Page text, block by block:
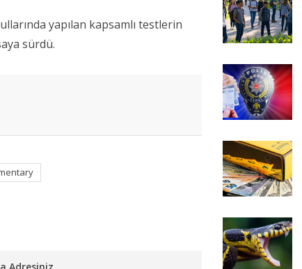
yapılan kapsamlı testlerin
sürdü.